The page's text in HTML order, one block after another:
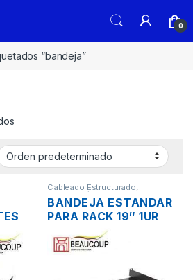
0
“bandeja”
19″
Cableado Estructurado,
Metalmecánicos
BANDEJA ESTANDAR
PARA RACK 19″ 1UR
BEAUCOUP I-1106
15CM